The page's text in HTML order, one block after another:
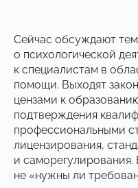
Сейчас обсуждают
о психологической
к специалистам в
помощи. Выходят
цензами к
подтверждения
профессиональными
лицензирования,
и
не «нужны ли